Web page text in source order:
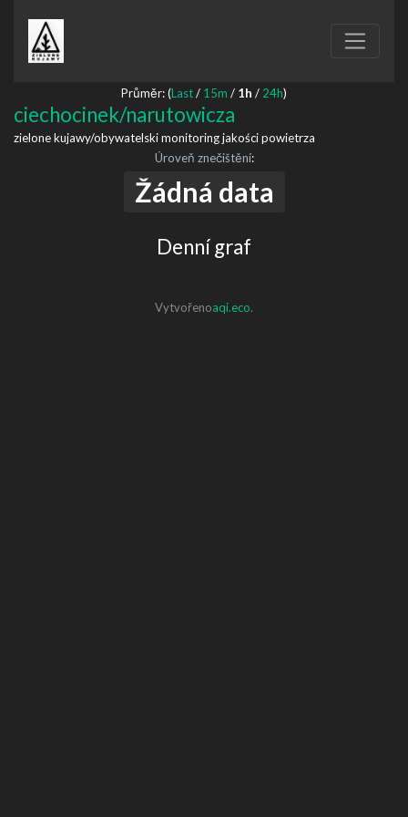
Průměr: (Last/ 15m / 1h / 24h)
ciechocinek/narutowicza
zielone kujawy/obywatelski monitoring jakości powietrza
Úroveň znečištění:
Žádná data
Denní graf
Vytvořenoaqi.eco.